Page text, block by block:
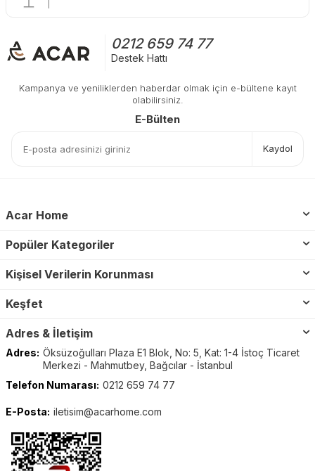
0212 659 74 77
Destek Hattı
Kampanya ve yeniliklerden haberdar olmak için e-bültene kayıt
olabilirsiniz.
E-Bülten
Kaydol
Acar Home
Popüler Kategoriler
Kişisel Verilerin Korunması
Keşfet
Adres & İletişim
Adres: Öksüzoğulları Plaza E1 Blok, No: 5, Kat: 1-4 İstoç Ticaret
Merkezi - Mahmutbey, Bağcılar - İstanbul
Telefon Numarası: 0212 659 74 77
E-Posta: iletisim@acarhome.com